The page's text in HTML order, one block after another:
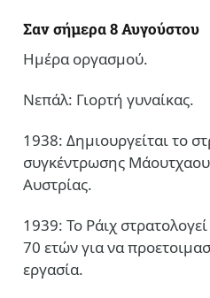
Σαν σήμερα 8 Αυγούστου
Ημέρα οργασμού.
Νεπάλ: Γιορτή γυναίκας.
1938: Δημιουργείται το
συγκέντρωσης
Αυστρίας.
1939: Το Ράιχ
70 ετών για να
εργασία.